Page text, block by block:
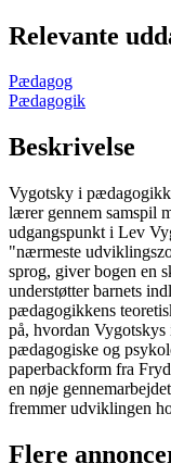
Relevante
Pædagog
Pædagogik
Beskrivelse
Vygotsky i
lærer gennem samspil
udgangspunkt i Lev
"nærmeste
sprog, giver bogen en
understøtter barnets
pædagogikkens
på, hvordan Vygotskys
pædagogiske og
paperbackform fra
en nøje
fremmer udviklingen
Flere